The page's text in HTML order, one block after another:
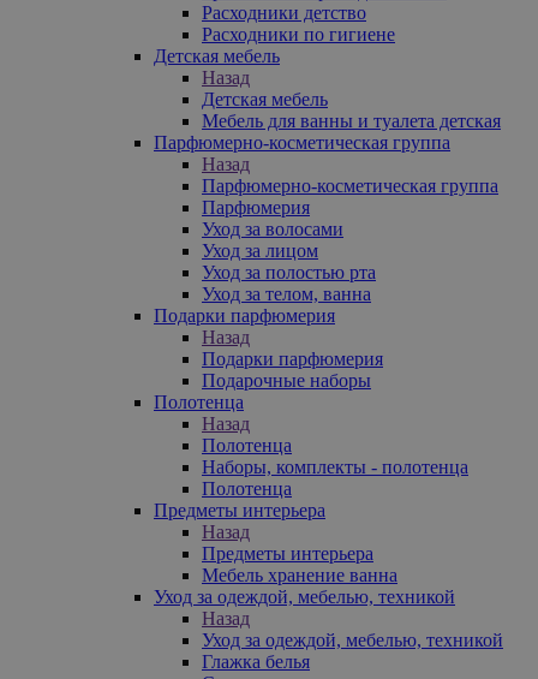
Расходники детство
Расходники по гигиене
Детская мебель
Назад
Детская мебель
Мебель для ванны и туалета детская
Парфюмерно-косметическая группа
Назад
Парфюмерно-косметическая группа
Парфюмерия
Уход за волосами
Уход за лицом
Уход за полостью рта
Уход за телом, ванна
Подарки парфюмерия
Назад
Подарки парфюмерия
Подарочные наборы
Полотенца
Назад
Полотенца
Наборы, комплекты - полотенца
Полотенца
Предметы интерьера
Назад
Предметы интерьера
Мебель хранение ванна
Уход за одеждой, мебелью, техникой
Назад
Уход за одеждой, мебелью, техникой
Глажка белья